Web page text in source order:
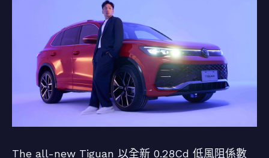
The all-new Tiguan 以全新 0.28Cd 低風阻係數